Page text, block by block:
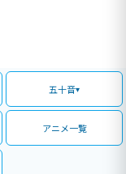
五十音
アニメ一覧